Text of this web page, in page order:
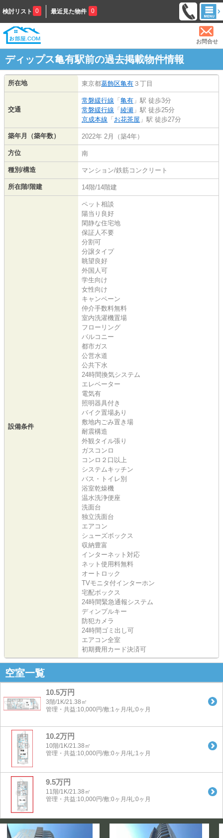
検討リスト 0 最近見た物件 0
お問合せ
ディップス亀有駅前の過去掲載物件情報
所在地 東京都葛飾区亀有 ３丁目
交通
常磐緩行線 「 亀有 」駅 徒歩3分
常磐緩行線 「 綾瀬 」駅 徒歩25分
京成本線 「 お花茶屋 」駅 徒歩27分
築年月（築年数） 2022年 2月（築4年）
方位 南
種別/構造 マンション/鉄筋コンクリート
所在階/階建 14階/14階建
設備条件
ペット相談
陽当り良好
閑静な住宅地
保証人不要
分割可
分譲タイプ
眺望良好
外国人可
学生向け
女性向け
キャンペーン
仲介手数料無料
室内洗濯機置場
フローリング
バルコニー
都市ガス
公営水道
公共下水
24時間換気システム
エレベーター
電気有
照明器具付き
バイク置場あり
敷地内ごみ置き場
耐震構造
外観タイル張り
ガスコンロ
コンロ２口以上
システムキッチン
バス・トイレ別
浴室乾燥機
温水洗浄便座
洗面台
独立洗面台
エアコン
シューズボックス
収納豊富
インターネット対応
ネット使用料無料
オートロック
TVモニタ付インターホン
宅配ボックス
24時間緊急通報システム
ディンプルキー
防犯カメラ
24時間ゴミ出し可
エアコン全室
初期費用カード決済可
空室一覧
10.5万円
3階/1K/21.38㎡
管理・共益:10,000円/敷:1ヶ月/礼:0ヶ月
10.2万円
10階/1K/21.38㎡
管理・共益:10,000円/敷:0ヶ月/礼:1ヶ月
9.5万円
11階/1K/21.38㎡
管理・共益:10,000円/敷:0ヶ月/礼:0ヶ月